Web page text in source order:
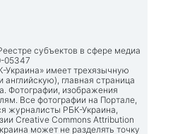
субъектов в сфере медиа
05347
имеет трехязычную
главная страница
. Фотографии, изображения
Все фотографии на Портале,
журналисты РБК-Украина,
Creative Commons Attribution
может не разделять точку